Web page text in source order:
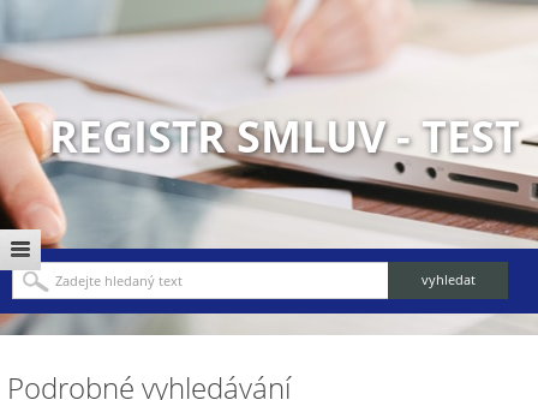
REGISTR SMLUV - TEST
Podrobné vyhledávání